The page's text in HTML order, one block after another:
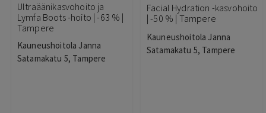
Ultraäänikasvohoito ja
Lymfa Boots -hoito | -63 % |
Tampere
Kauneushoitola Janna
Satamakatu 5, Tampere
Facial Hydration -kasvohoito
| -50 % | Tampere
Kauneushoitola Janna
Satamakatu 5, Tampere